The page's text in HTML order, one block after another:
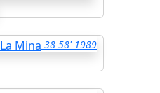
38 58' 1989